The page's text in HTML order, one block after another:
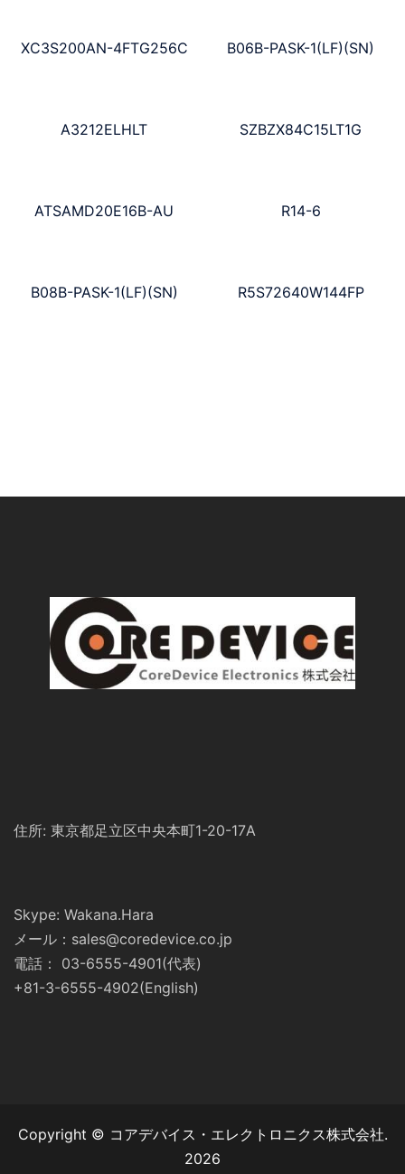
XC3S200AN-4FTG256C B06B-PASK-1(LF)(SN)
A3212ELHLT SZBZX84C15LT1G
ATSAMD20E16B-AU R14-6
B08B-PASK-1(LF)(SN) R5S72640W144FP
住所: 東京都足立区中央本町1-20-17A
Skype: Wakana.Hara
メール：sales@coredevice.co.jp
電話： 03-6555-4901(代表)
+81-3-6555-4902(English)
Copyright © コアデバイス・エレクトロニクス株式会社.
2026